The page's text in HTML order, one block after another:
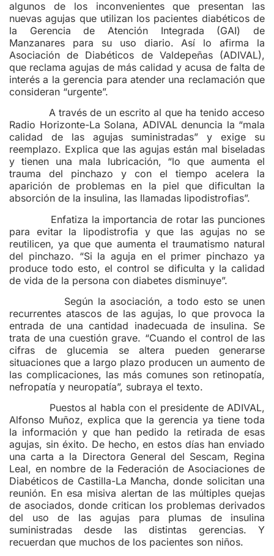
algunos de los inconvenientes que presentan las
nuevas agujas que utilizan los pacientes diabéticos de
la Gerencia de Atención Integrada (GAI) de
Manzanares para su uso diario. Así lo afirma la
Asociación de Diabéticos de Valdepeñas (ADIVAL),
que reclama agujas de más calidad y acusa de falta de
interés a la gerencia para atender una reclamación que
consideran “urgente”.
A través de un escrito al que ha tenido acceso
Radio Horizonte-La Solana, ADIVAL denuncia la “mala
calidad de las agujas suministradas” y exige su
reemplazo. Explica que las agujas están mal biseladas
y tienen una mala lubricación, “lo que aumenta el
trauma del pinchazo y con el tiempo acelera la
aparición de problemas en la piel que dificultan la
absorción de la insulina, las llamadas lipodistrofias”.
Enfatiza la importancia de rotar las punciones
para evitar la lipodistrofia y que las agujas no se
reutilicen, ya que que aumenta el traumatismo natural
del pinchazo. “Si la aguja en el primer pinchazo ya
produce todo esto, el control se dificulta y la calidad
de vida de la persona con diabetes disminuye”.
Según la asociación, a todo esto se unen
recurrentes atascos de las agujas, lo que provoca la
entrada de una cantidad inadecuada de insulina. Se
trata de una cuestión grave. “Cuando el control de las
cifras de glucemia se altera pueden generarse
situaciones que a largo plazo producen un aumento de
las complicaciones, las más comunes son retinopatía,
nefropatía y neuropatía”, subraya el texto.
Puestos al habla con el presidente de ADIVAL,
Alfonso Muñoz, explica que la gerencia ya tiene toda
la información y que han pedido la retirada de esas
agujas, sin éxito. De hecho, en estos días han enviado
una carta a la Directora General del Sescam, Regina
Leal, en nombre de la Federación de Asociaciones de
Diabéticos de Castilla-La Mancha, donde solicitan una
reunión. En esa misiva alertan de las múltiples quejas
de asociados, donde critican los problemas derivados
del uso de las agujas para plumas de insulina
suministradas desde las distintas gerencias. Y
recuerdan que muchos de los pacientes son niños.